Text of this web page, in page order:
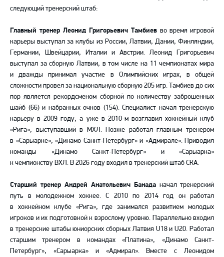
следующий тренерский штаб:
Главный тренер Леонид Григорьевич Тамбиев во время игровой
карьеры выступал за клубы из России, Латвии, Дании, Финляндии,
Германии, Швейцарии, Италии и Австрии. Леонид Григорьевич
выступал за сборную Латвии, в том числе на 11 чемпионатах мира
и дважды принимал участие в Олимпийских играх, в общей
сложности провел за национальную сборную 205 игр. Тамбиев до сих
пор является рекордсменом сборной по количеству заброшенных
шайб (66) и набранных очков (154). Специалист начал тренерскую
карьеру в 2009 году, а уже в 2010-м возглавил хоккейный клуб
«Рига», выступавший в МХЛ. Позже работал главным тренером
в «Сарыарке», «Динамо Санкт-Петербург» и «Адмирале». Приводил
команды «Динамо Санкт-Петербург» и «Сарыарка»
к чемпионству ВХЛ. В 2026 году входил в тренерский штаб СКА.
Старший тренер Андрей Анатольевич Банада начал тренерский
путь в молодежном хоккее. С 2010 по 2014 год он работал
в хоккейном клубе «Рига», где занимался развитием молодых
игроков и их подготовкой к взрослому уровню. Параллельно входил
в тренерские штабы юниорских сборных Латвия U18 и U20. Работал
старшим тренером в командах «Платина», «Динамо Санкт-
Петербург», «Сарыарка» и «Адмирал». Вместе с Леонидом